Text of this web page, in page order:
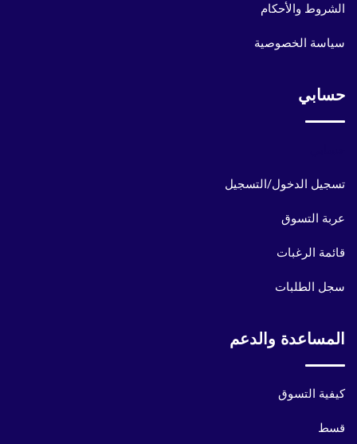
الشروط والأحكام
سياسة الخصوصية
حسابي
تسجيل الدخول/التسجيل
عربة التسوق
قائمة الرغبات
سجل الطلبات
المساعدة والدعم
كيفية التسوق
قسط